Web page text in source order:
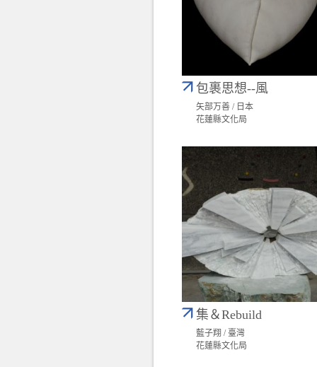
包裹思想--風
矢部万善 / 日本
花蓮縣文化局
集＆Rebuild
藍子翔 / 臺灣
花蓮縣文化局